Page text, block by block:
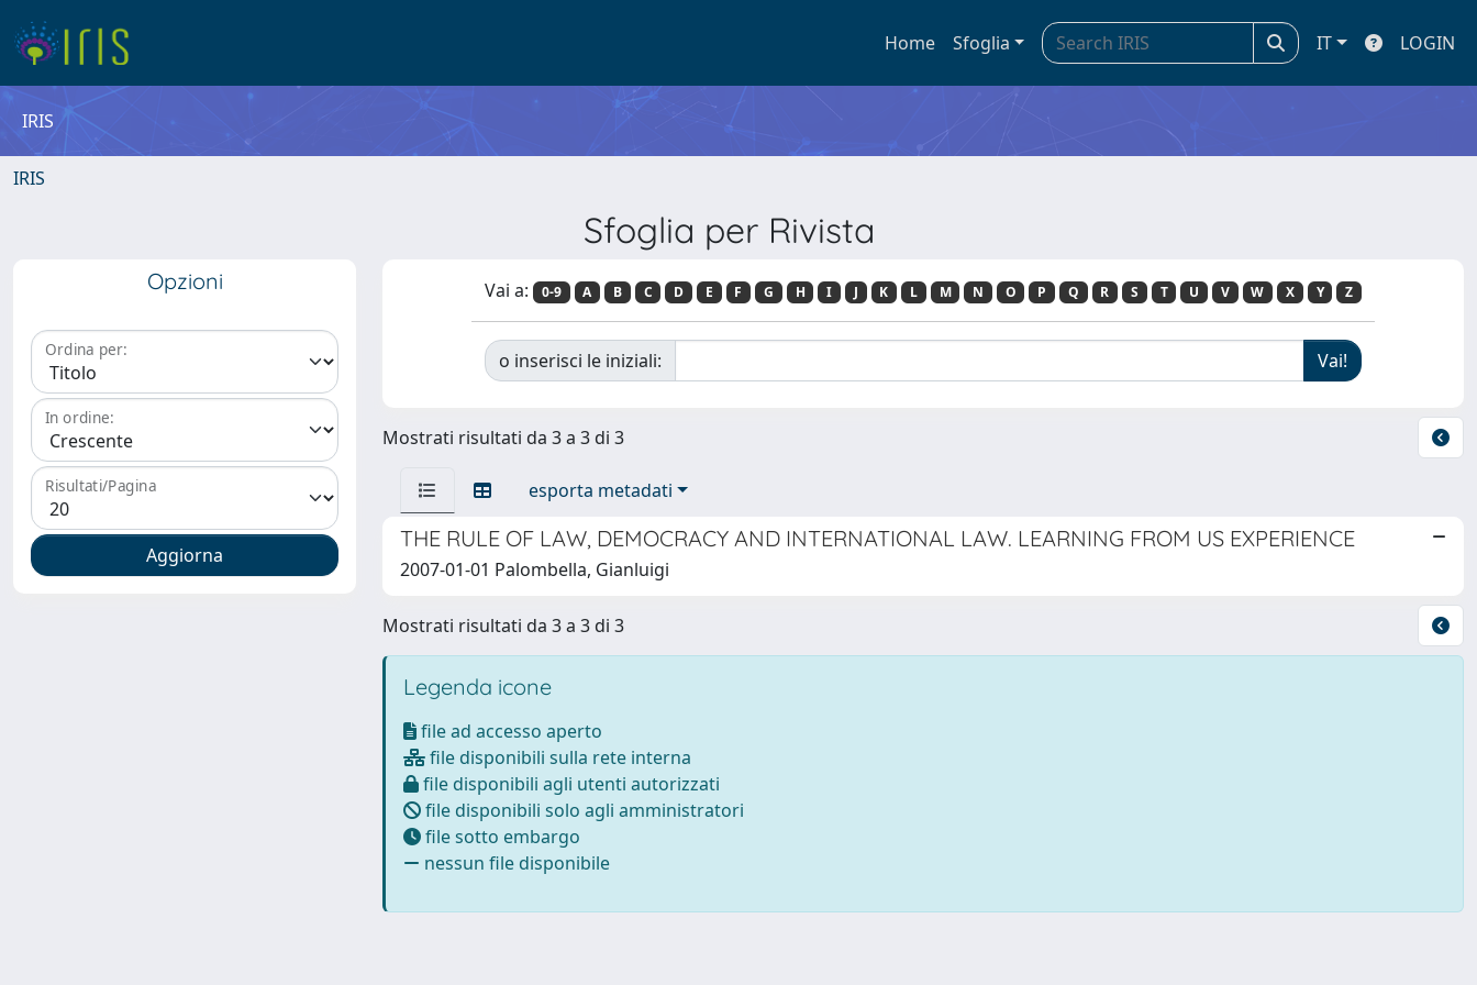
Home Sfoglia IT LOGIN
IRIS
IRIS
Sfoglia per Rivista
Opzioni
Ordina per:
In ordine:
Risultati/Pagina
Vai a: 0-9 A B C D E F G H I J K L M N O P Q R S T U V W X Y Z
o inserisci le iniziali:
Mostrati risultati da 3 a 3 di 3
esporta metadati
THE RULE OF LAW, DEMOCRACY AND INTERNATIONAL LAW. LEARNING FROM US EXPERIENCE
2007-01-01 Palombella, Gianluigi
Mostrati risultati da 3 a 3 di 3
Legenda icone
file ad accesso aperto
file disponibili sulla rete interna
file disponibili agli utenti autorizzati
file disponibili solo agli amministratori
file sotto embargo
nessun file disponibile